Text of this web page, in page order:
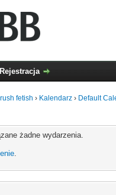
Rejestracja
fetish › Kalendarz › Default
żadne wydarzenia.
.